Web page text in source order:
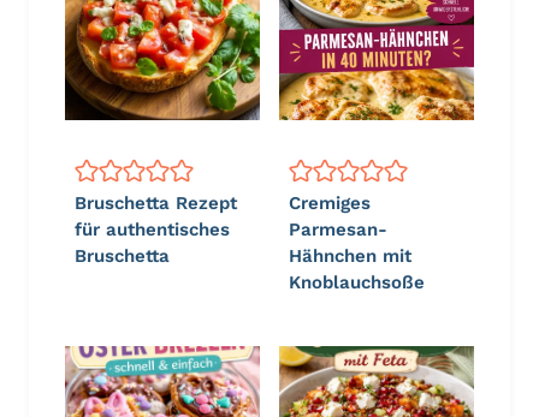
Bruschetta Rezept
für authentisches
Bruschetta
Cremiges
Parmesan-
Hähnchen mit
Knoblauchsoße